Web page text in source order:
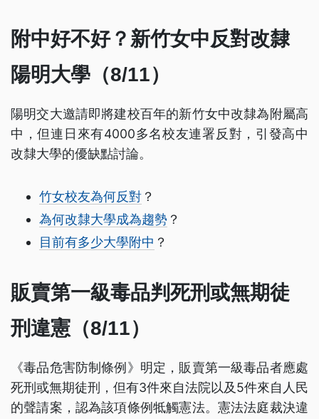
附中好不好？新竹女中反對改隸
陽明大學（8/11）
陽明交大邀請即將建校百年的新竹女中改隸為附屬高
中，但連日來有4000多名校友連署反對，引發高中
改隸大學的優缺點討論。
竹女校友為何反對 ？
為何改隸大學成為趨勢 ？
目前有多少大學附中 ？
販賣第一級毒品判死刑或無期徒
刑違憲（8/11）
《毒品危害防制條例》明定，販賣第一級毒品者應處
死刑或無期徒刑，但有3件來自法院以及5件來自人民
的聲請案，認為該項條例牴觸憲法。憲法法庭裁決違